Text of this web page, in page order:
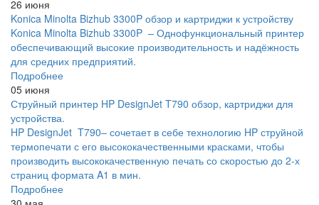
26 июня
Konica Minolta Bizhub 3300P обзор и картриджи к устройству
Konica Minolta Bizhub 3300P – Однофункциональный принтер
обеспечивающий высокие производительность и надёжность
для средних предприятий.
Подробнее
05 июня
Струйный принтер HP DesignJet T790 обзор, картриджи для
устройства.
HP DesignJet T790– сочетает в себе технологию HP струйной
термопечати с его высококачественными красками, чтобы
производить высококачественную печать со скоростью до 2-х
страниц формата A1 в мин.
Подробнее